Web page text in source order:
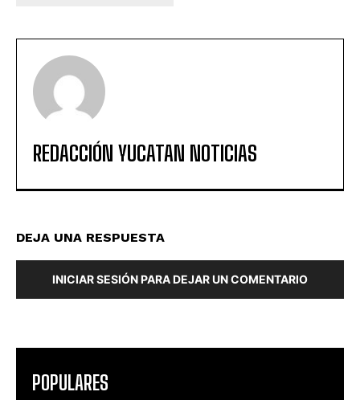
REDACCIÓN YUCATAN NOTICIAS
DEJA UNA RESPUESTA
INICIAR SESIÓN PARA DEJAR UN COMENTARIO
POPULARES